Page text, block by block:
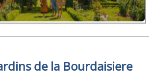
de la Bourdaisiere